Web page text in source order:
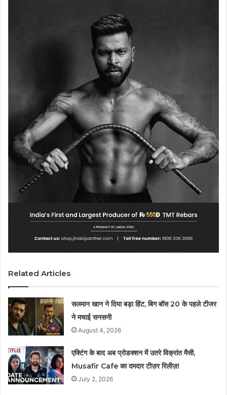
Related Articles
सलमान खान ने दिया बड़ा हिंट, बिग बॉस 20 के पहले टीजर
ने मचाई सनसनी
August 4, 2026
एक्टिंग के बाद अब प्रोडक्शन में उतरे विक्रांत मैसी,
Musafir Cafe का दमदार टीज़र रिलीज़!
July 2, 2026